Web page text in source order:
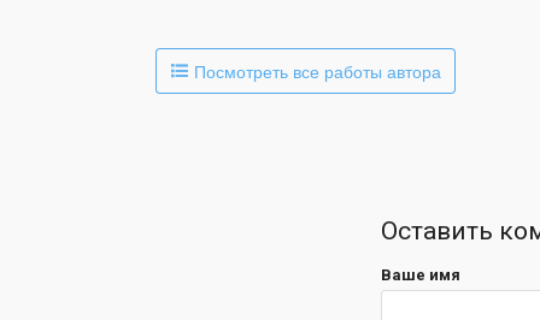
Посмотреть все работы автора
Оставить
Ваше имя